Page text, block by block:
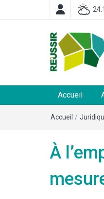
La
et rurales
Accueil
Accueil /
À